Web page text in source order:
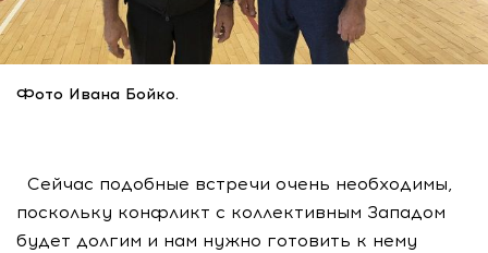
Фото Ивана Бойко.
Сейчас подобные встречи очень необходимы,
поскольку конфликт с коллективным Западом
будет долгим и нам нужно готовить к нему